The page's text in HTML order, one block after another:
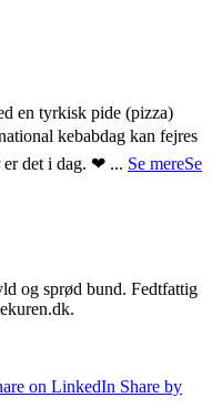
en tyrkisk pide (pizza)
kebabdag kan fejres
er det i dag. ❤ ... Se mereSe
og sprød bund. Fedtfattig
on LinkedIn Share by